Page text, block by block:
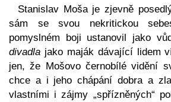
Stanislav Moša je zjevně
sám se svou nekritickou
pomyslném boji ustanovil jako
divadla jako maják dávající lidem
jen, že Mošovo černobílé vidění
chce a i jeho chápání dobra a
vlastními i zájmy „spřízněných“